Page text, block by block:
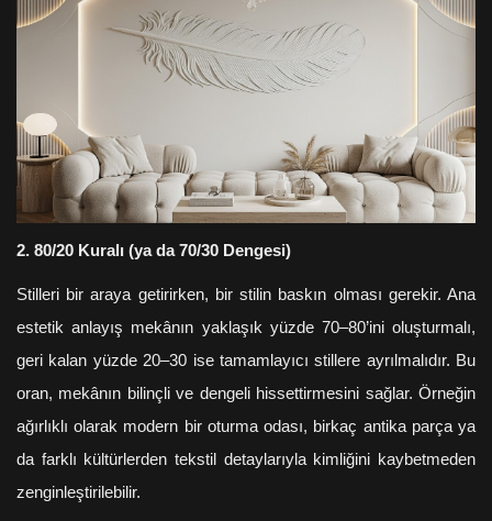
2. 80/20 Kuralı (ya da 70/30 Dengesi)
Stilleri bir araya getirirken, bir stilin baskın olması gerekir. Ana
estetik anlayış mekânın yaklaşık yüzde 70–80’ini oluşturmalı,
geri kalan yüzde 20–30 ise tamamlayıcı stillere ayrılmalıdır. Bu
oran, mekânın bilinçli ve dengeli hissettirmesini sağlar. Örneğin
ağırlıklı olarak modern bir oturma odası, birkaç antika parça ya
da farklı kültürlerden tekstil detaylarıyla kimliğini kaybetmeden
zenginleştirilebilir.